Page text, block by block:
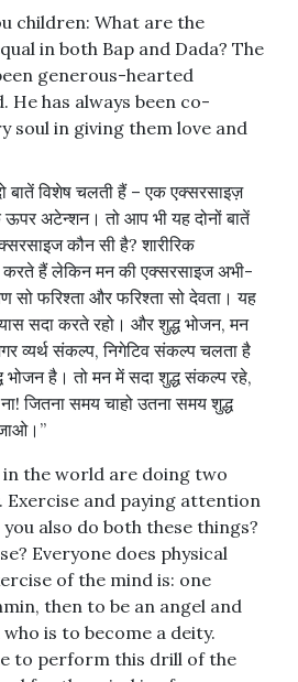
children: What are the
in both Bap and Dada? The
generous-hearted
He has always been co-
soul in giving them love and
बातें विशेष चलती हैं – एक एक्सरसाइज़
अटेन्शन। तो आप भी यह दोनों बातें
कौन सी है? शारीरिक
करते हैं लेकिन मन की एक्सरसाइज अभी-
सो फरिश्ता और फरिश्ता सो देवता। यह
सदा करते रहो। और शुद्ध भोजन, मन
व्यर्थ संकल्प, निगेटिव संकल्प चलता है
भोजन है। तो मन में सदा शुद्ध संकल्प रहे,
जितना समय चाहो उतना समय शुद्ध
in the world are doing two
and paying attention
also do both these things?
Everyone does physical
of the mind is: one
then to be an angel and
is to become a deity.
to perform this drill of the